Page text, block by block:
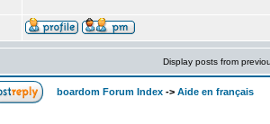
Display posts from
boardom Forum Index -> Aide en français